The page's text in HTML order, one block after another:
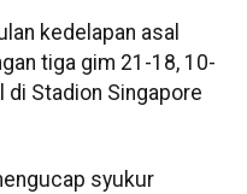
kedelapan asal
tiga gim 21-18, 10-
di Stadion Singapore
syukur